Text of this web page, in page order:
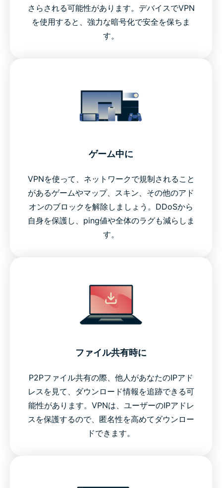
さらされる可能性があります。デバイスでVPN
を使用すると、強力な暗号化で安全を保ちま
す。
ゲーム中に
VPNを使って、ネットワークで規制されること
があるゲームやマップ、スキン、その他のアド
オンのブロックを解除しましょう。DDoSから
自身を保護し、ping値や全体のラグも減らしま
す。
ファイル共有時に
P2Pファイル共有の際、他人があなたのIPアド
レスを見て、ダウンロード情報を追跡できる可
能性があります。VPNは、ユーザーのIPアドレ
スを保護するので、匿名性を高めてダウンロー
ドできます。